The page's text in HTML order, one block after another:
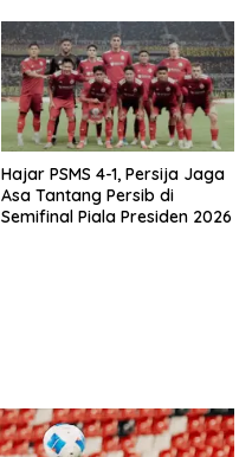
Hajar PSMS 4-1, Persija Jaga
Asa Tantang Persib di
Semifinal Piala Presiden 2026